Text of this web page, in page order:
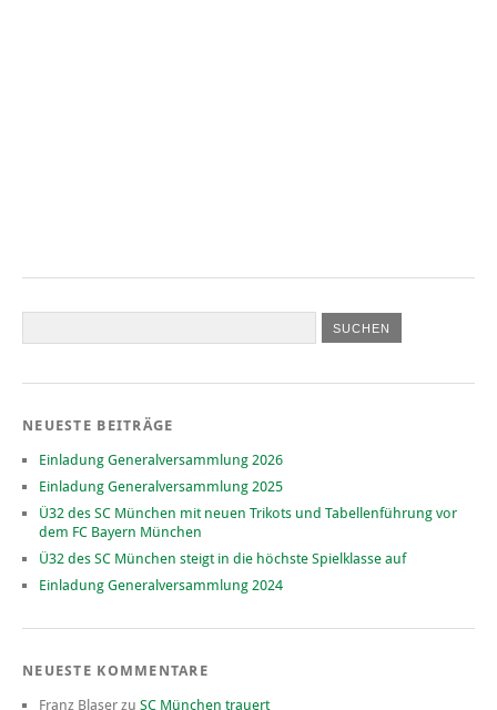
NEUESTE BEITRÄGE
Einladung Generalversammlung 2026
Einladung Generalversammlung 2025
Ü32 des SC München mit neuen Trikots und Tabellenführung vor
dem FC Bayern München
Ü32 des SC München steigt in die höchste Spielklasse auf
Einladung Generalversammlung 2024
NEUESTE KOMMENTARE
Franz Blaser zu SC München trauert